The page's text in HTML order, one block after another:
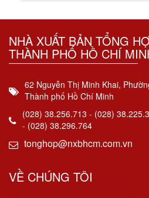
NHÀ XUẤT BẢN TỔNG
THÀNH PHỐ HỒ CHÍ
62 Nguyễn Thị Minh Khai,
Thành phố Hồ Chí Minh
(028) 38.256.713 - (028)
- (028) 38.296.764
tonghop@nxbhcm.com.vn
VỀ CHÚNG TÔI